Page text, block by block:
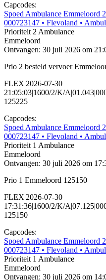
Capcodes:
Spoed Ambulance Emmeloord
000723147 • Flevoland •
Prioriteit 2 Ambulance
Emmeloord
Ontvangen: 30 juli 2026 om
Prio 2 besteld vervoer
FLEX|2026-07-30
21:05:03|1600/2/K/
125225
Capcodes:
Spoed Ambulance Emmeloord
000723147 • Flevoland •
Prioriteit 1 Ambulance
Emmeloord
Ontvangen: 30 juli 2026 om
Prio 1 Emmeloord 125150
FLEX|2026-07-30
17:31:36|1600/2/K/
125150
Capcodes:
Spoed Ambulance Emmeloord
000723147 • Flevoland •
Prioriteit 1 Ambulance
Emmeloord
Ontvangen: 30 juli 2026 om